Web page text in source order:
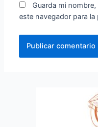
Guarda mi
este navegador para